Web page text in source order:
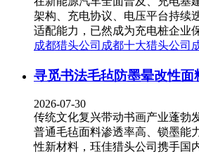
架构、充电协议、电压平台持续
适配能力，已然成为充电桩企业
成都猎头公司 成都十大猎头公司
寻觅书法毛毡防墨晕改性面
2026-07-30
传统文化复兴带动书画产业蓬勃
普通毛毡面料渗透率高、锁墨能
性新材料，珏佳猎头公司携手国